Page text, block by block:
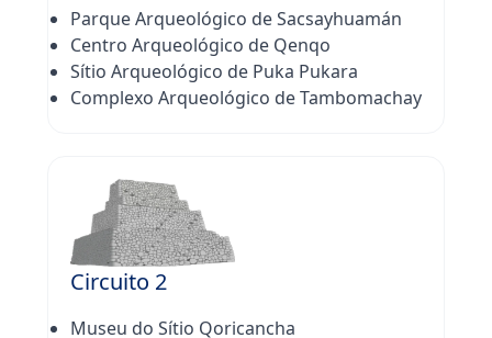
Parque Arqueológico de Sacsayhuamán
Centro Arqueológico de Qenqo
Sítio Arqueológico de Puka Pukara
Complexo Arqueológico de Tambomachay
Circuito 2
Museu do Sítio Qoricancha